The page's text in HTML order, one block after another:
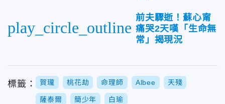
play_circle_outline
前夫驟逝！蘇心甯
痛哭2天嘆「生命無
常」揭現況
標籤： 賀瓏 桃花劫 命理師 Albee 天殘
薩泰爾 簡少年 白瑜